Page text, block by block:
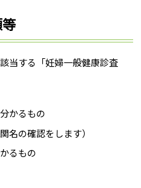
当する「妊婦一般健康診査
かるもの
名の確認をします）
るもの